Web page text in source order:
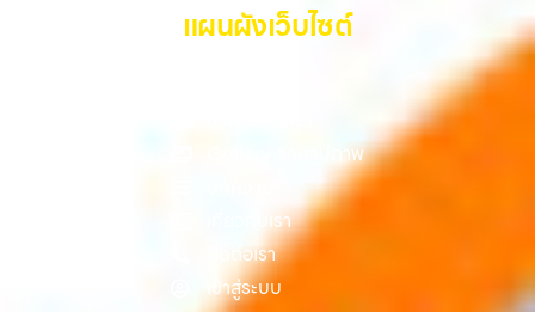
Samsung ทุกรุ่น, iPad และแท็บเล็ตทุกแบรนด์ เรารับถึงแม้จะอยู่ในสภาพ
ใช้งานแล้ว ตกแต่งแล้ว หรือมีรอยบ้าง เพราะมูลค่าของเครื่องไม่ได้ขึ้นอยู่แค่
ยี่ห้อ แต่ขึ้นอยู่กับสภาพจริง ความครบชุด และความสะดวกในการขายของ
คุณ เราจึงตั้งใจให้บริการในเขต ลาดพร้าว, รัชดา, บางรัก, แจ้งวัฒนะ,
บางแค, วัชรพล, รามอินทรา, บางนา, บางพลี, เกษตรนวมินทร์, เสนานิคม,
วังหิน อย่างเต็มที่ ไม่ว่าคุณจะค้นหาคำว่า “รับซื้อมือถือใกล้ฉัน”, “รับซื้อ
โทรศัพท์มือสองกรุงเทพ”, “ขาย iPad ได้ราคา”, “รับซื้อแท็บเล็ต กรุงเทพ
ถึงที่”, หรือ “รับซื้อ Samsung มือสอง ราคาสูง” — ที่นี่คือคำตอบ เพราะ
บริการของเรามุ่งตรงให้คุณได้รับราคาและความสะดวกสบายที่เหนือกว่า
เลือกเราแล้วคุณจะได้บริการที่คุณไว้วางใจ พร้อมทีมงานที่พร้อมอำนวย
ความสะดวก นัดรับถึงที่ ตรวจสภาพอย่างมืออาชีพ และจ่ายเงินทันที
ทั้งหมดนี้เพื่อให้การขายอุปกรณ์ของคุณเป็นเรื่องง่ายขึ้น ดีกว่า รวดเร็วกว่า
แผนผังเว็บไซต์
Gallery รวมรูปภาพ
เกี่ยวกับเรา
ติดต่อเรา
เข้าสู่ระบบ